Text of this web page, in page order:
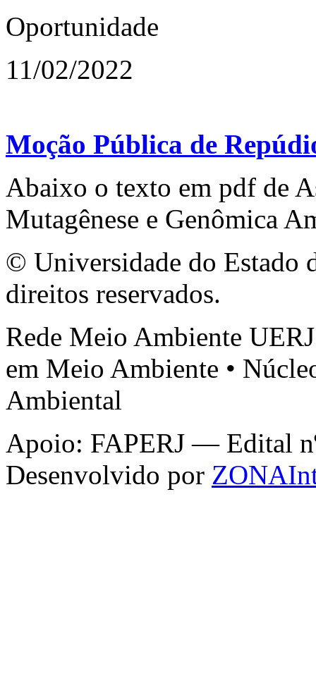
Oportunidade
11/02/2022
Moção Pública de
Abaixo o texto em pdf de
Mutagênese e Genômica
© Universidade do Estado
direitos reservados.
Rede Meio Ambiente
em Meio Ambiente •
Ambiental
Apoio: FAPERJ — Edital
Desenvolvido por